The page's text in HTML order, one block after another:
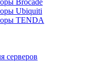
Brocade
Ubiquiti
TENDA
серверов